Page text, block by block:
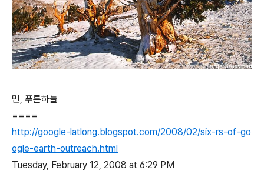
민, 푸른하늘
====
http://google-latlong.blogspot.com/2008/02/six-rs-of-go
ogle-earth-outreach.html
Tuesday, February 12, 2008 at 6:29 PM